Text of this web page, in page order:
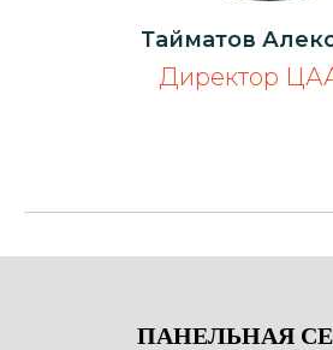
Тайматов
Директор
ПАНЕЛЬНАЯ